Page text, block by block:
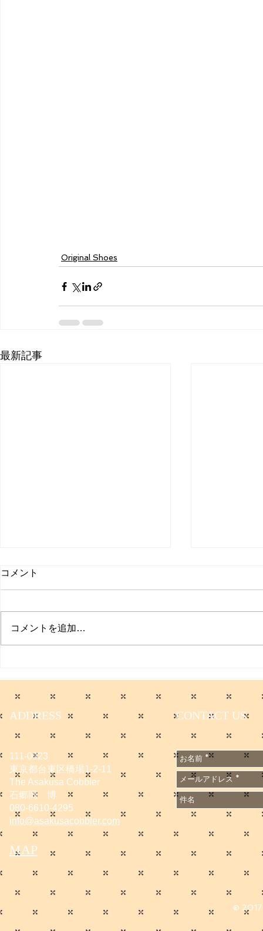
Original Shoes
最新記事
せ
コメント
コメントを追加…
ADDRESS CONTACT US
111-0023
東京都台東区橋場1-2-11
The Asakusa Cobbler
石郷岡 博
080-6610-4295
info@asakusacobbler.com
MAP
© 2017